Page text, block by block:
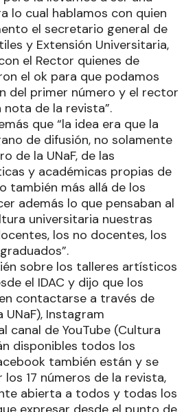
lo cual hablamos con quien
el secretario general de
y Extensión Universitaria,
el Rector quienes de
el ok para que podamos
del primer número y el rector
de la revista”.
que “la idea era que la
de difusión, no solamente
de la UNaF, de las
y académicas propias de
también más allá de los
además lo que pensaban al
universitaria nuestras
los no docentes, los
sobre los talleres artísticos
el IDAC y dijo que los
contactarse a través de
Instagram
canal de YouTube (Cultura
disponibles todos los
también están y se
17 números de la revista,
abierta a todos y todas los